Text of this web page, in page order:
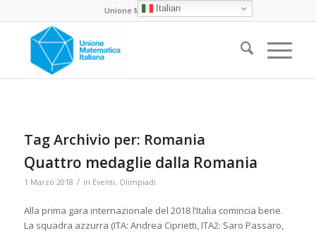
Unione Matematica Italiana
Tag Archivio per: Romania
Quattro medaglie dalla Romania
1 Marzo 2018 / in Eventi, Olimpiadi
Alla prima gara internazionale del 2018 l’Italia comincia bene.
La squadra azzurra (ITA: Andrea Ciprietti, ITA2: Saro Passaro,
Italian